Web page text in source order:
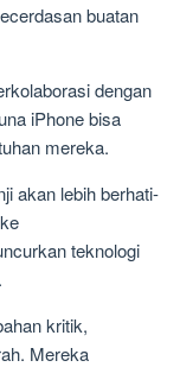
buatan
dengan
iPhone bisa
mereka.
akan lebih berhati-
teknologi
kritik,
Mereka